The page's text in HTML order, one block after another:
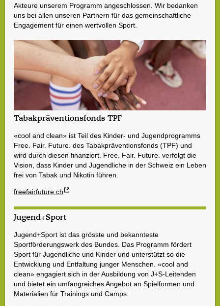
Akteure unserem Programm angeschlossen. Wir bedanken
uns bei allen unseren Partnern für das gemeinschaftliche
Engagement für einen wertvollen Sport.
Tabakpräventionsfonds TPF
«cool and clean» ist Teil des Kinder- und Jugendprogramms
Free. Fair. Future. des Tabakpräventionsfonds (TPF) und
wird durch diesen finanziert. Free. Fair. Future. verfolgt die
Vision, dass Kinder und Jugendliche in der Schweiz ein Leben
frei von Tabak und Nikotin führen.
freefairfuture.ch
Jugend+Sport
Jugend+Sport ist das grösste und bekannteste
Sportförderungswerk des Bundes. Das Programm fördert
Sport für Jugendliche und Kinder und unterstützt so die
Entwicklung und Entfaltung junger Menschen. «cool and
clean» engagiert sich in der Ausbildung von J+S-Leitenden
und bietet ein umfangreiches Angebot an Spielformen und
Materialien für Trainings und Camps.